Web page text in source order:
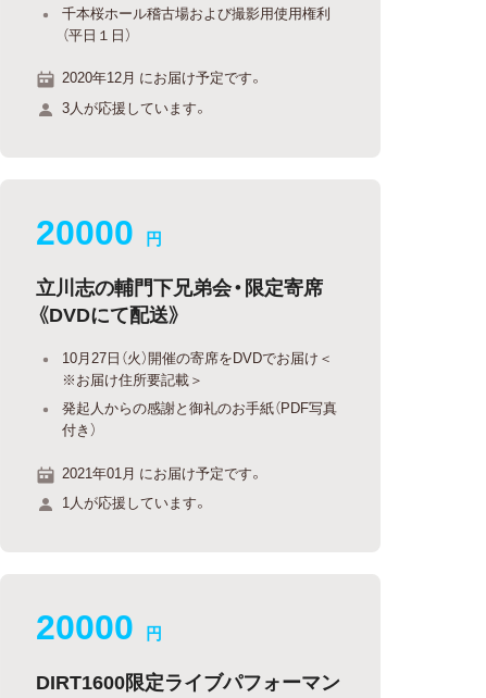
千本桜ホール稽古場および撮影用使用権利
（平日１日）
2020年12月 にお届け予定です。
3人が応援しています。
20000 円
立川志の輔門下兄弟会・限定寄席
《DVDにて配送》
10月27日（火）開催の寄席をDVDでお届け＜
※お届け住所要記載＞
発起人からの感謝と御礼のお手紙（PDF写真
付き）
2021年01月 にお届け予定です。
1人が応援しています。
20000 円
DIRT1600限定ライブパフォーマン